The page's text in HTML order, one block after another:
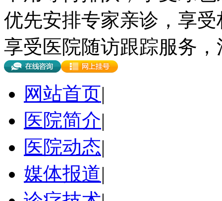
优先安排专家亲诊，享
享受医院随访跟踪服务
网站首页|
医院简介|
医院动态|
媒体报道|